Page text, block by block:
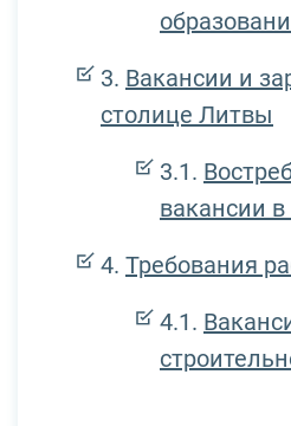
Вакансии и
столице Литвы
вакансии
Требования